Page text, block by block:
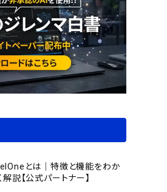
とは｜特徴と機能をわか
解説【公式パートナー】